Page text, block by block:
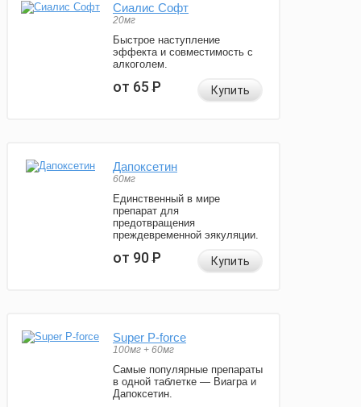
Сиалис Софт
20мг
Быстрое наступление
эффекта и совместимость с
алкоголем.
от 65Р Купить
Дапоксетин
60мг
Единственный в мире
препарат для
предотвращения
преждевременной эякуляции.
от 90Р Купить
Super P-force
100мг + 60мг
Самые популярные препараты
в одной таблетке — Виагра и
Дапоксетин.